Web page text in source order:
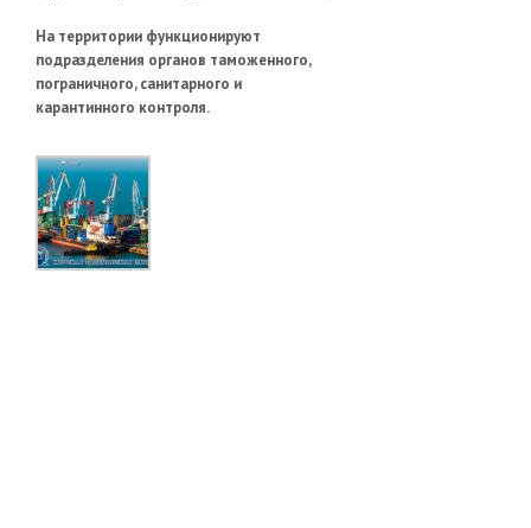
На территории функционируют
подразделения органов таможенного,
пограничного, санитарного и
карантинного контроля.